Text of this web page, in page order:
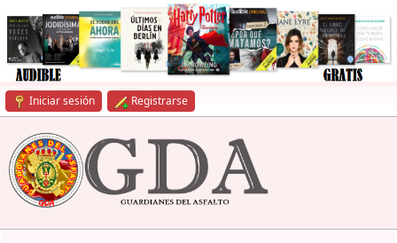
Iniciar sesión Registrarse